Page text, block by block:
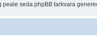
seda phpBB tarkvara